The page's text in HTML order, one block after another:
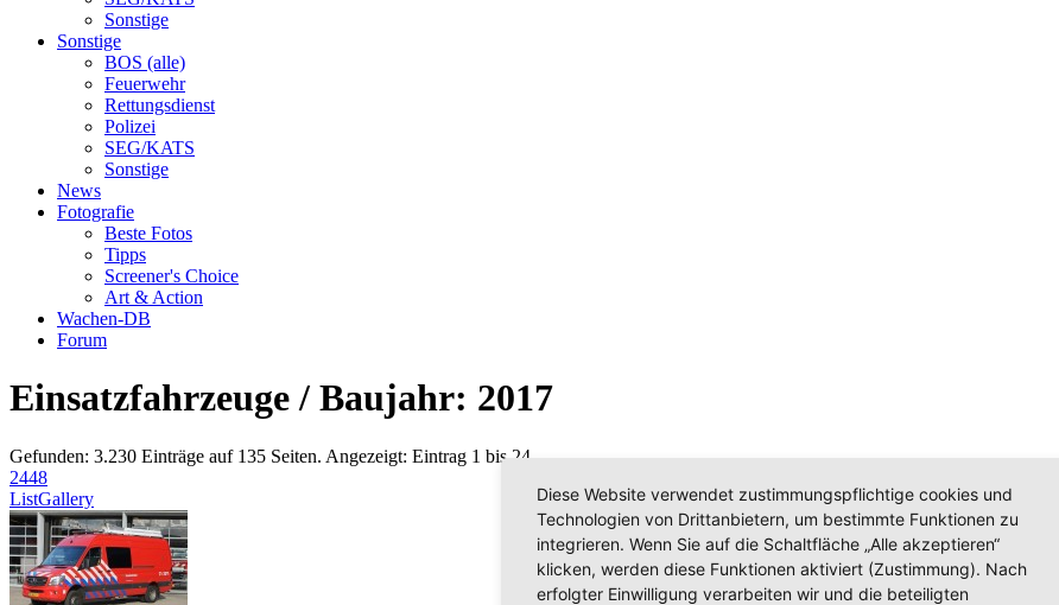
Sonstige
Sonstige
BOS (alle)
Feuerwehr
Rettungsdienst
Polizei
SEG/KATS
Sonstige
News
Fotografie
Beste Fotos
Tipps
Screener's Choice
Art & Action
Wachen-DB
Forum
Einsatzfahrzeuge / Baujahr: 2017
Gefunden: 3.230 Einträge auf 135 Seiten. Angezeigt: Eintrag 1 bis 24.
2448
ListGallery
Diese Website verwendet zustimmungspflichtige cookies und
Technologien von Drittanbietern, um bestimmte Funktionen zu
integrieren. Wenn Sie auf die Schaltfläche „Alle akzeptieren“
klicken, werden diese Funktionen aktiviert (Zustimmung). Nach
erfolgter Einwilligung verarbeiten wir und die beteiligten